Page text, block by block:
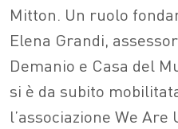
Mitton. Un ruolo
Elena Grandi,
Demanio e Casa del
si è da subito
l’associazione We